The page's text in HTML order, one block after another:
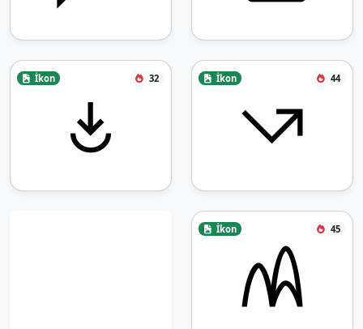
İkon 32 İkon 44
İkon 45